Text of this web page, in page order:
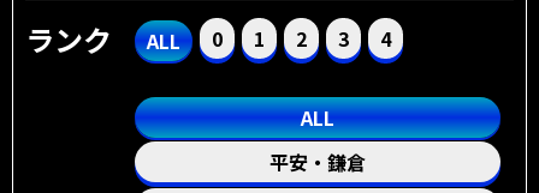
ランク ALL 0 1 2 3 4
ALL
平安・鎌倉